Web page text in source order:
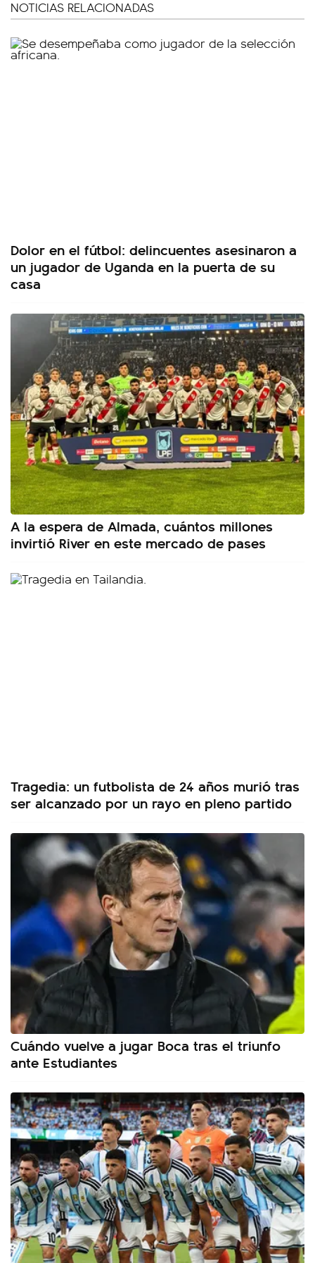
NOTICIAS RELACIONADAS
Dolor en el fútbol: delincuentes asesinaron a
un jugador de Uganda en la puerta de su
casa
A la espera de Almada, cuántos millones
invirtió River en este mercado de pases
Tragedia: un futbolista de 24 años murió tras
ser alcanzado por un rayo en pleno partido
Cuándo vuelve a jugar Boca tras el triunfo
ante Estudiantes